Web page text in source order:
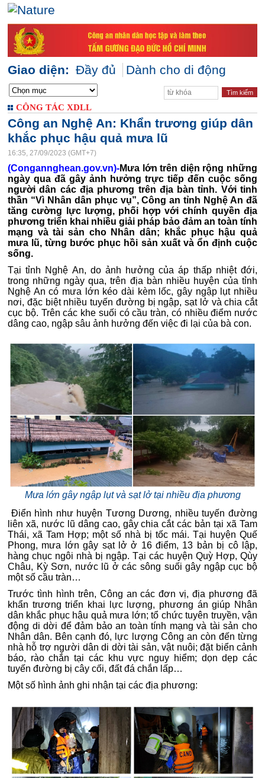
Giao diện: Đầy đủ Dành cho di động
CÔNG TÁC XDLL
Công an Nghệ An: Khẩn trương giúp dân
khắc phục hậu quả mưa lũ
16:35, 27/09/2023 (GMT+7)
(Congannghean.gov.vn)-Mưa lớn trên diện rộng những
ngày qua đã gây ảnh hưởng trực tiếp đến cuộc sống
người dân các địa phương trên địa bàn tỉnh. Với tinh
thần “Vì Nhân dân phục vụ”, Công an tỉnh Nghệ An đã
tăng cường lực lượng, phối hợp với chính quyền địa
phương triển khai nhiều giải pháp bảo đảm an toàn tính
mạng và tài sản cho Nhân dân; khắc phục hậu quả
mưa lũ, từng bước phục hồi sản xuất và ổn định cuộc
sống.
Tại tỉnh Nghệ An, do ảnh hưởng của áp thấp nhiệt đới,
trong những ngày qua, trên địa bàn nhiều huyện của tỉnh
Nghệ An có mưa lớn kéo dài kèm lốc, gây ngập lụt nhiều
nơi, đặc biệt nhiều tuyến đường bị ngập, sạt lở và chia cắt
cục bộ. Trên các khe suối có cầu tràn, có nhiều điểm nước
dâng cao, ngập sâu ảnh hưởng đến việc đi lại của bà con.
Mưa lớn gây ngập lụt và sạt lở tại nhiều địa phương
Điển hình như huyện Tương Dương, nhiều tuyến đường
liên xã, nước lũ dâng cao, gây chia cắt các bản tại xã Tam
Thái, xã Tam Hợp; một số nhà bị tốc mái. Tại huyện Quế
Phong, mưa lớn gây sạt lở ở 16 điểm, 13 bản bị cô lập,
hàng chục ngôi nhà bị ngập. Tại các huyện Quỳ Hợp, Qùy
Châu, Kỳ Sơn, nước lũ ở các sông suối gây ngập cục bộ
một số cầu tràn…
Trước tình hình trên, Công an các đơn vị, địa phương đã
khẩn trương triển khai lực lượng, phương án giúp Nhân
dân khắc phục hậu quả mưa lớn; tổ chức tuyên truyền, vận
động di dời để đảm bảo an toàn tính mạng và tài sản cho
Nhân dân. Bên cạnh đó, lực lượng Công an còn đến từng
nhà hỗ trợ người dân di dời tài sản, vật nuôi; đặt biển cảnh
báo, rào chắn tại các khu vực nguy hiểm; dọn dẹp các
tuyến đường bị cây cối, đất đá chắn lấp…
Một số hình ảnh ghi nhận tại các địa phương: